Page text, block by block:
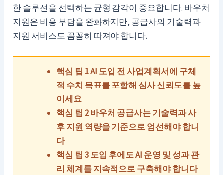
한 솔루션을 선택하는 균형 감각이 중요합니다. 바우처
지원은 비용 부담을 완화하지만, 공급사의 기술력과
지원 서비스도 꼼꼼히 따져야 합니다.
핵심 팁 1 AI 도입 전 사업계획서에 구체
적 수치 목표를 포함해 심사 신뢰도를 높
이세요
핵심 팁 2 바우처 공급사는 기술력과 사
후 지원 역량을 기준으로 엄선해야 합니
다
핵심 팁 3 도입 후에도 AI 운영 및 성과 관
리 체계를 지속적으로 구축해야 합니다